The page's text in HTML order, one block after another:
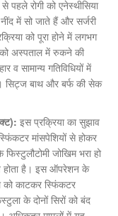
पहले रोगी को एनेस्थीसिया
में सो जाते हैं और सर्जरी
को पूरा होने में लगभग
अस्पताल में रुकने की
सामान्य गतिविधियों में
सिट्ज बाथ और बर्फ की सेक
इस प्रक्रिया का सुझाव
मांसपेशियों से होकर
जोखिम भरा हो
होता है। इस ऑपरेशन के
को काटकर स्फिंकटर
के दोनों सिरों को बंद